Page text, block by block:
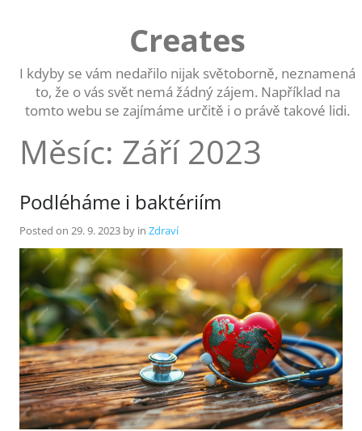
Creates
I kdyby se vám nedařilo nijak světoborně, neznamená
to, že o vás svět nemá žádný zájem. Například na
tomto webu se zajímáme určitě i o právě takové lidi.
Měsíc: Září 2023
Podléháme i baktériím
Posted on 29. 9. 2023 by in Zdraví